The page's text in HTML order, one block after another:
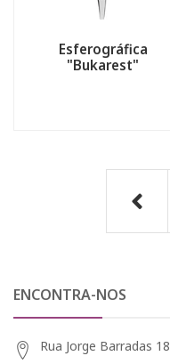
Esferográfica
"Bukarest"
ENCONTRA-NOS
Rua Jorge Barradas